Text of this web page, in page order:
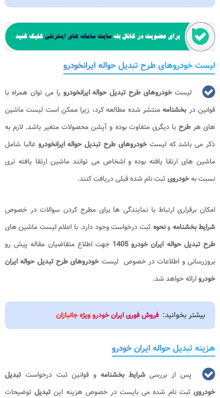
لیست خودروهای طرح تبدیل حواله ایرانخودرو
لیستخودروهای طرح تبدیل حواله ایرانخودرو را می توان همراه با
قوانین دربخشنامهمنتشر شده مطالعه کرد، زیرا ممکن است لیست ماشین
های هرطرح با دیگری متفاوت بوده و آپشن محصولات متغیر باشد. لازم به
ذکر می باشد که لیستخودروهای طرح تبدیل حواله ایرانخودرو غالبا شامل
ماشین های ارتقا یافته بوده و اشخاص می توانند ماشین ارتقا یافته تری
نسبت بهخودروی ثبت نام شده قبلی دریافت کنند.
امکان برقراری ارتباط با نمایندگی ها برای مطرح کردن سوالات در خصوص
شرایط بخشنامه ونحوه ثبت درخواست وجود دارد. با اعلام لیست ماشین های
طرح تبدیل حواله ایران خودرو 1405
جهت اطلاع متقاضیان مقاله پیش رو
بروزرسانی و اطلاعات در خصوص لیستخودروهای طرح تبدیل حواله ایران
خودروارائه خواهد شد.
بیشتر بخوانید: فروش فوری ایران خودرو ویژه جانبازان
هزینه تبدیل حواله ایران خودرو
پس از بررسیشرایط بخشنامه و قوانین ثبت درخواست تبدیل
خودروی ثبت نام شده می بایست در خصوص هزینه این تبدیل توضیحات